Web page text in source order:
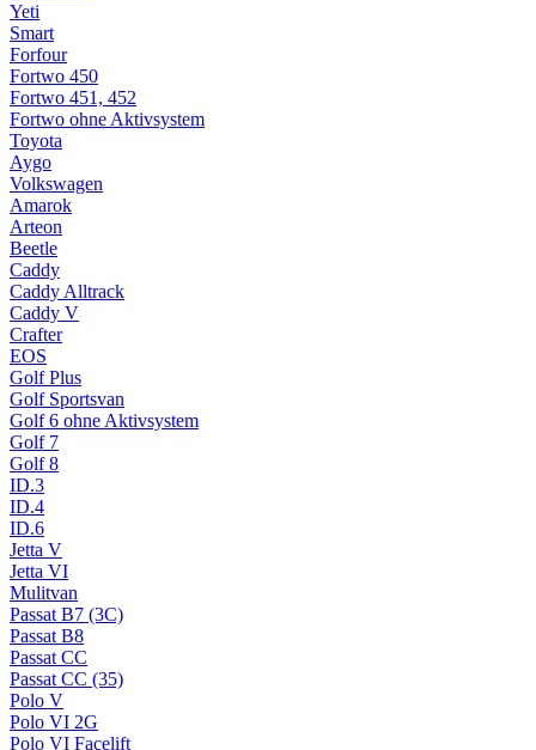
Yeti
Smart
Forfour
Fortwo 450
Fortwo 451, 452
Fortwo ohne Aktivsystem
Toyota
Aygo
Volkswagen
Amarok
Arteon
Beetle
Caddy
Caddy Alltrack
Caddy V
Crafter
EOS
Golf Plus
Golf Sportsvan
Golf 6 ohne Aktivsystem
Golf 7
Golf 8
ID.3
ID.4
ID.6
Jetta V
Jetta VI
Mulitvan
Passat B7 (3C)
Passat B8
Passat CC
Passat CC (35)
Polo V
Polo VI 2G
Polo VI Facelift